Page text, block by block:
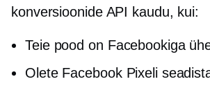
konversioonide API kaudu, kui:
Teie pood on Facebookiga
Olete Facebook Pixeli